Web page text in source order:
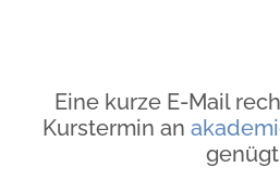
Eine kurze E-Mail
Kurstermin an